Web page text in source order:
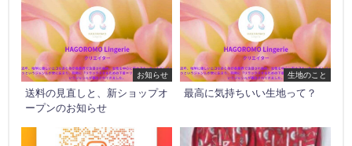
お知らせ
送料の見直しと、新ショップオ
ープンのお知らせ
生地のこと
最高に気持ちいい生地って？